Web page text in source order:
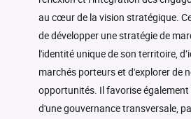
au cœur de la vision stratégique.
de développer une stratégie de
l'identité unique de son territoire,
marchés porteurs et d'explorer de
opportunités. Il favorise
d'une gouvernance transversale,